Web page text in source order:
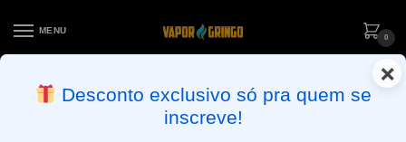
MENU
0
ENTREGA NO MESMO DIA EM SÃO PAULO (SEG A SEX): PEDIDOS
APROVADOS ATÉ 15:30 VIA MOTOBOY
×
Desconto exclusivo só pra quem se
inscreve!